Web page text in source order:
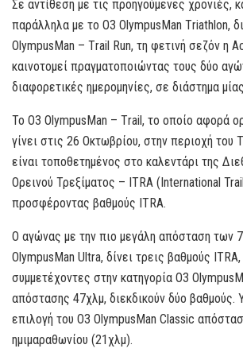
Σε αντίθεση με τις προηγούμενες χρονιές,
παράλληλα με το O3 OlympusMan Τriathlon,
OlympusMan – Τrail Run, τη φετινή σεζόν η
καινοτομεί πραγματοποιώντας τους δύο
διαφορετικές ημερομηνίες, σε διάστημα
Το O3 OlympusMan – Τrail, το οποίο αφορά
γίνει στις 26 Οκτωβρίου, στην περιοχή του
είναι τοποθετημένος στο καλεντάρι της
Ορεινού Τρεξίματος – ΙΤRA (International
προσφέροντας βαθμούς ITRA.
Ο αγώνας με την πιο μεγάλη απόσταση των
ΟlympusMan Ultra, δίνει τρεις βαθμούς
συμμετέχοντες στην κατηγορία O3
απόστασης 47χλμ, διεκδικούν δύο βαθμούς.
επιλογή του O3 ΟlympusMan Classic
ημιμαραθωνίου (21χλμ).